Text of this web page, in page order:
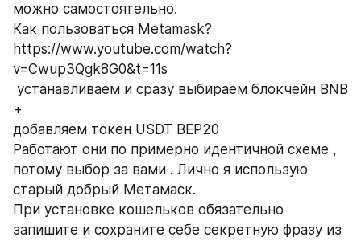
можно самостоятельно.
Как пользоваться Metamask?
https://www.youtube.com/watch?
v=Cwup3Qgk8G0&t=11s
+
добавляем токен USDT BEP20
Работают они по примерно идентичной схеме ,
потому выбор за вами . Лично я использую
старый добрый Метамаск.
При установке кошельков обязательно
запишите и сохраните себе секретную фразу из